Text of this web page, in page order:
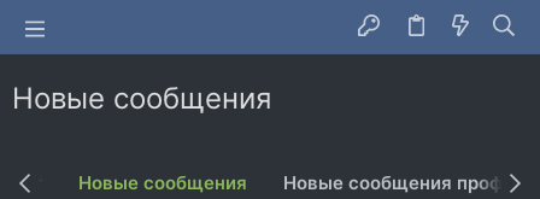
Новые сообщения
Новые сообщения Новые сообщения